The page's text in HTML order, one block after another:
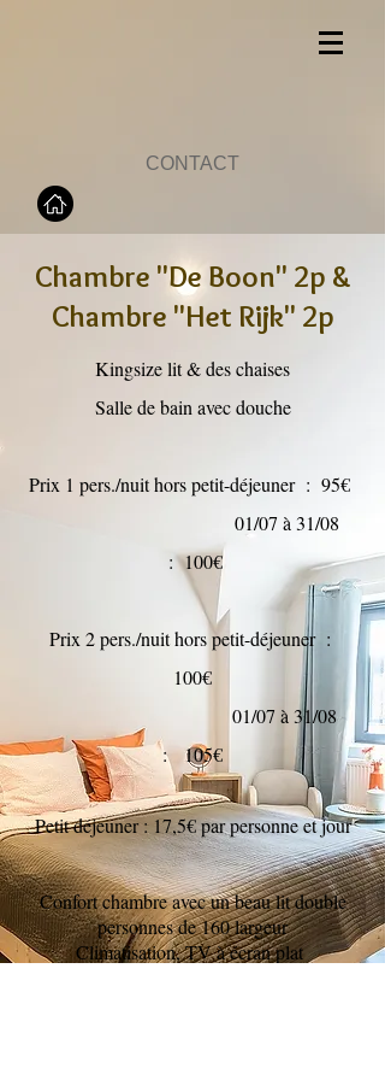
CONTACT
Chambre "De Boon" 2p &
Chambre "Het Rijk" 2p
Kingsize lit & des chaises
Salle de bain avec douche
Prix 1 pers./nuit hors petit-déjeuner : 95€
01/07 à 31/08
: 100€
Prix 2 pers./nuit hors petit-déjeuner :
100€
01/07 à 31/08
: 105€
Petit déjeuner : 17,5€ par personne et jour
Confort chambre avec un beau lit double
personnes de 160 largeur
Climatisation, TV à écran plat